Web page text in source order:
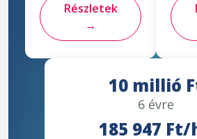
Részletek
→
10 millió
6 évre
185 947 Ft/